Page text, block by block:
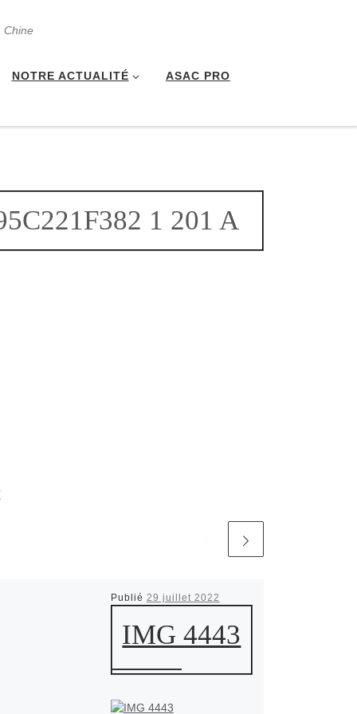
Chine
NOTRE ACTUALITÉ ASAC PRO
1 201 A
Publié 29 juillet 2022
IMG 4443